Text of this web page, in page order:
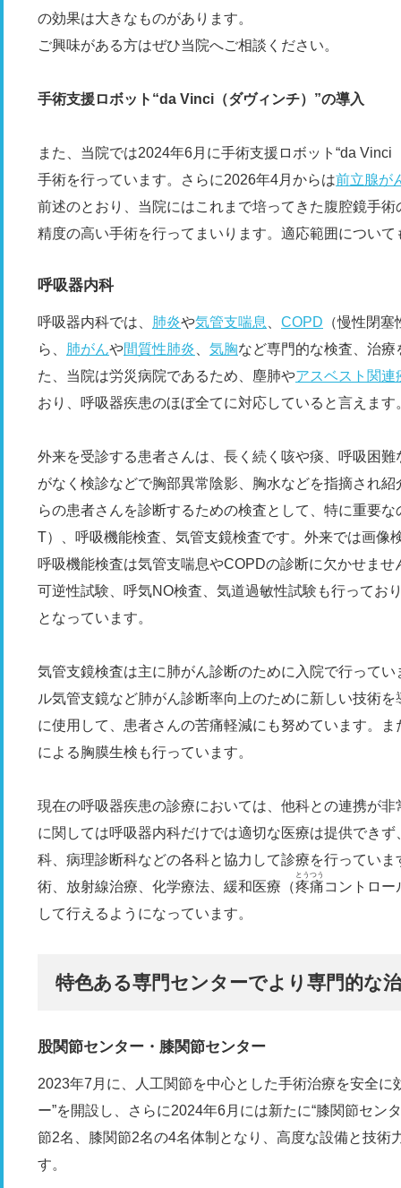
の効果は大きなものがあります。
ご興味がある方はぜひ当院へご相談ください。
手術支援ロボット“da Vinci（ダヴィンチ）”の導入
また、当院では2024年6月に手術支援ロボット“da Vinci
手術を行っています。さらに2026年4月からは前立腺が
前述のとおり、当院にはこれまで培ってきた腹腔鏡手
精度の高い手術を行ってまいります。適応範囲につい
呼吸器内科
呼吸器内科では、 肺炎や気管支喘息 COPD （慢性閉
ら、 肺がんや間質性肺炎 気胸など専門的な検査、治
た、当院は労災病院であるため、塵肺やアスベスト関連
おり、呼吸器疾患のほぼ全てに対応していると言えます
外来を受診する患者さんは、長く続く咳や痰、呼吸困
がなく検診などで胸部異常陰影、胸水などを指摘され
らの患者さんを診断するための検査として、特に重要
T）、呼吸機能検査、気管支鏡検査です。外来では画像
呼吸機能検査は気管支喘息やCOPDの診断に欠かせま
可逆性試験、呼気NO検査、気道過敏性試験も行ってお
となっています。
気管支鏡検査は主に肺がん診断のために入院で行って
ル気管支鏡など肺がん診断率向上のために新しい技術
に使用して、患者さんの苦痛軽減にも努めています。
による胸膜生検も行っています。
現在の呼吸器疾患の診療においては、他科との連携が
に関しては呼吸器内科だけでは適切な医療は提供できず
科、病理診断科などの各科と協力して診療を行ってい
術、放射線治療、化学療法、緩和医療（疼痛
とうつう
コントロー
して行えるようになっています。
特色ある専門センターでより専門的な
股関節センター・膝関節センター
2023年7月に、人工関節を中心とした手術治療を安全に
ー”を開設し、さらに2024年6月には新たに“膝関節セン
節2名、膝関節2名の4名体制となり、高度な設備と技術
す。